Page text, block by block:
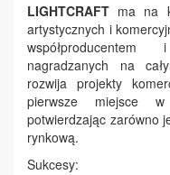
LIGHTCRAFT ma na
artystycznych i
nagradzanych na
rozwija projekty
pierwsze miejsce
potwierdzając zarówno
rynkową.
Sukcesy: